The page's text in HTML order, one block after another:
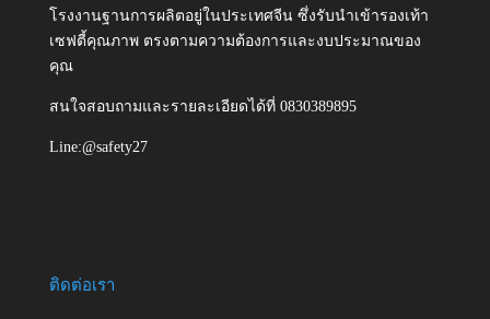
โรงงานฐานการผลิตอยู่ในประเทศจีน ซึ่งรับนำเข้ารองเท้า
เซฟตี้คุณภาพ ตรงตามความต้องการและงบประมาณของ
คุณ
สนใจสอบถามและรายละเอียดได้ที่ 0830389895
Line:@safety27
ติดต่อเรา